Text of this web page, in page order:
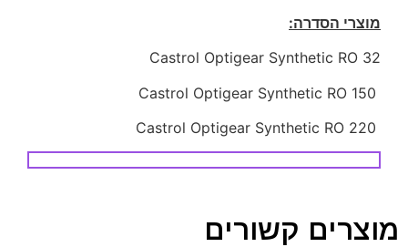
מוצרי הסדרה:
Castrol Optigear Synthetic RO 32
מוצרים קשורים